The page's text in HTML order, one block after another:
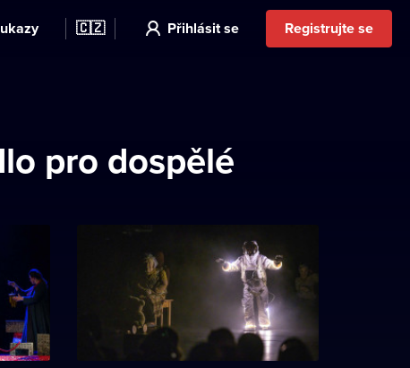
🇨🇿 Přihlásit se Registrujte se
pro dospělé